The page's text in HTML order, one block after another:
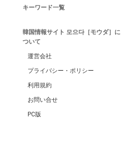
キーワード一覧
韓国情報サイト 모으다［モウダ］に
ついて
運営会社
プライバシー・ポリシー
利用規約
お問い合せ
PC版